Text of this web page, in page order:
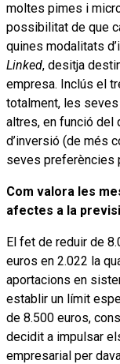
moltes pimes i
possibilitat de que
quines modalitats
Linked, desitja
empresa. Inclús el
totalment, les seves
altres, en funció del
d’inversió (de més
seves preferències
Com valora les
afectes a la
El fet de reduir de
euros en 2.022 la
aportacions en
establir un límit
de 8.500 euros,
decidit a impulsar
empresarial per